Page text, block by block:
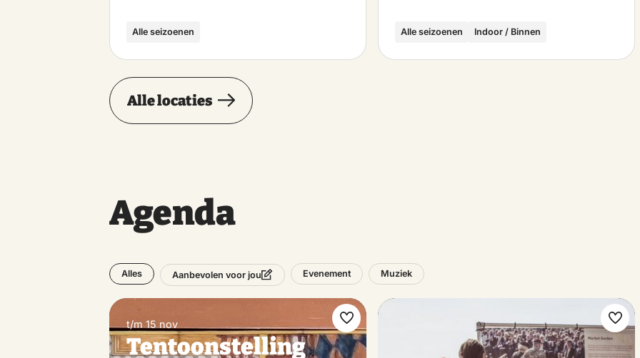
Alle seizoenen Alle seizoenen Indoor / Binnen
Alle locaties
Agenda
Alles Aanbevolen voor jou Evenement Muziek
t/m 15 nov
Tentoonstelling
Maak
favoriet
Maak